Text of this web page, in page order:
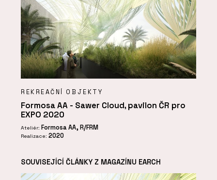
REKREAČNÍ OBJEKTY
Formosa AA - Sawer Cloud, pavilon ČR pro
EXPO 2020
Ateliér: Formosa AA, R/FRM
Realizace: 2020
SOUVISEJÍCÍ ČLÁNKY Z MAGAZÍNU EARCH